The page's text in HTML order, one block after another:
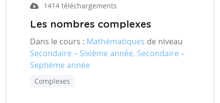
1414 téléchargements
Les nombres complexes
Dans le cours : Mathématiques de niveau
Secondaire – Sixième année, Secondaire –
Septième année
Complexes